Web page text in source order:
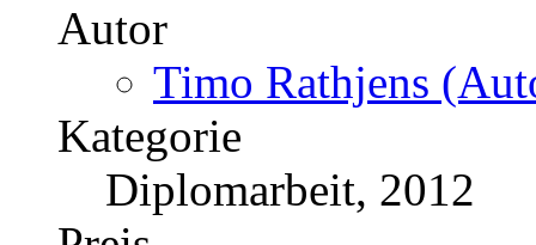
Autor
Timo Rathjens
Kategorie
Diplomarbeit, 2012